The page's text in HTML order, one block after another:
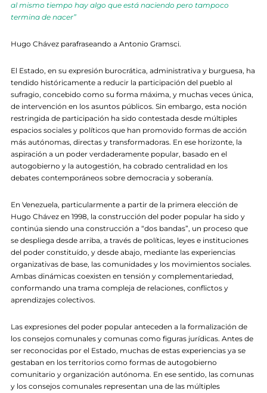
al mismo tiempo hay algo que está naciendo pero tampoco
termina de nacer”
Hugo Chávez parafraseando a Antonio Gramsci.
El Estado, en su expresión burocrática, administrativa y burguesa, ha
tendido históricamente a reducir la participación del pueblo al
sufragio, concebido como su forma máxima, y muchas veces única,
de intervención en los asuntos públicos. Sin embargo, esta noción
restringida de participación ha sido contestada desde múltiples
espacios sociales y políticos que han promovido formas de acción
más autónomas, directas y transformadoras. En ese horizonte, la
aspiración a un poder verdaderamente popular, basado en el
autogobierno y la autogestión, ha cobrado centralidad en los
debates contemporáneos sobre democracia y soberanía.
En Venezuela, particularmente a partir de la primera elección de
Hugo Chávez en 1998, la construcción del poder popular ha sido y
continúa siendo una construcción a “dos bandas”, un proceso que
se despliega desde arriba, a través de políticas, leyes e instituciones
del poder constituído, y desde abajo, mediante las experiencias
organizativas de base, las comunidades y los movimientos sociales.
Ambas dinámicas coexisten en tensión y complementariedad,
conformando una trama compleja de relaciones, conflictos y
aprendizajes colectivos.
Las expresiones del poder popular anteceden a la formalización de
los consejos comunales y comunas como figuras jurídicas. Antes de
ser reconocidas por el Estado, muchas de estas experiencias ya se
gestaban en los territorios como formas de autogobierno
comunitario y organización autónoma. En ese sentido, las comunas
y los consejos comunales representan una de las múltiples